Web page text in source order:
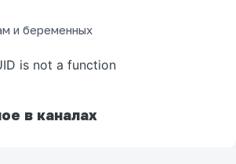
и беременных
is not a function
в каналах